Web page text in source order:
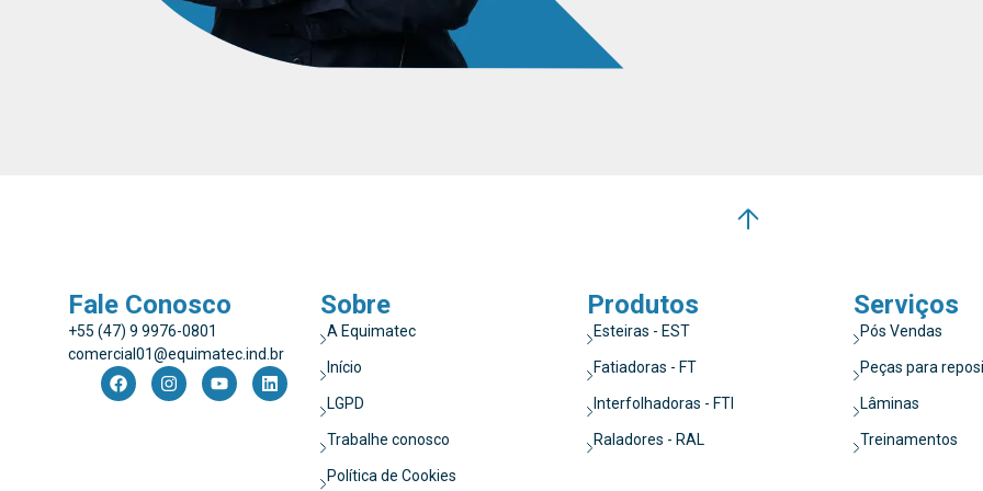
Fale Conosco
+55 (47) 9 9976-0801
comercial01@equimatec.ind.br
Sobre
A Equimatec
Início
LGPD
Trabalhe conosco
Política de Cookies
Produtos
Esteiras - EST
Fatiadoras - FT
Interfolhadoras - FTI
Raladores - RAL
Serviços
Pós Vendas
Peças para
Lâminas
Treinamentos